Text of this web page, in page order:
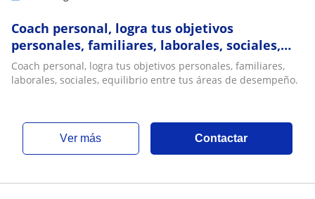
Coach personal, logra tus objetivos
personales, familiares, laborales, sociales,
equilibrio entre tus áreas de desempeño
Coach personal, logra tus objetivos personales, familiares,
laborales, sociales, equilibrio entre tus áreas de desempeño.
ver más Contactar